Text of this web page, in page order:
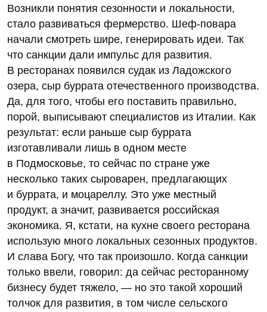
Возникли понятия сезонности и локальности,
стало развиваться фермерство. Шеф-повара
начали смотреть шире, генерировать идеи. Так
что санкции дали импульс для развития.
В ресторанах появился судак из Ладожского
озера, сыр буррата отечественного производства.
Да, для того, чтобы его поставить правильно,
порой, выписывают специалистов из Италии. Как
результат: если раньше сыр буррата
изготавливали лишь в одном месте
в Подмосковье, то сейчас по стране уже
несколько таких сыроварен, предлагающих
и буррата, и моцареллу. Это уже местный
продукт, а значит, развивается российская
экономика. Я, кстати, на кухне своего ресторана
использую много локальных сезонных продуктов.
И слава Богу, что так произошло. Когда санкции
только ввели, говорил: да сейчас ресторанному
бизнесу будет тяжело, — но это такой хороший
толчок для развития, в том числе сельского